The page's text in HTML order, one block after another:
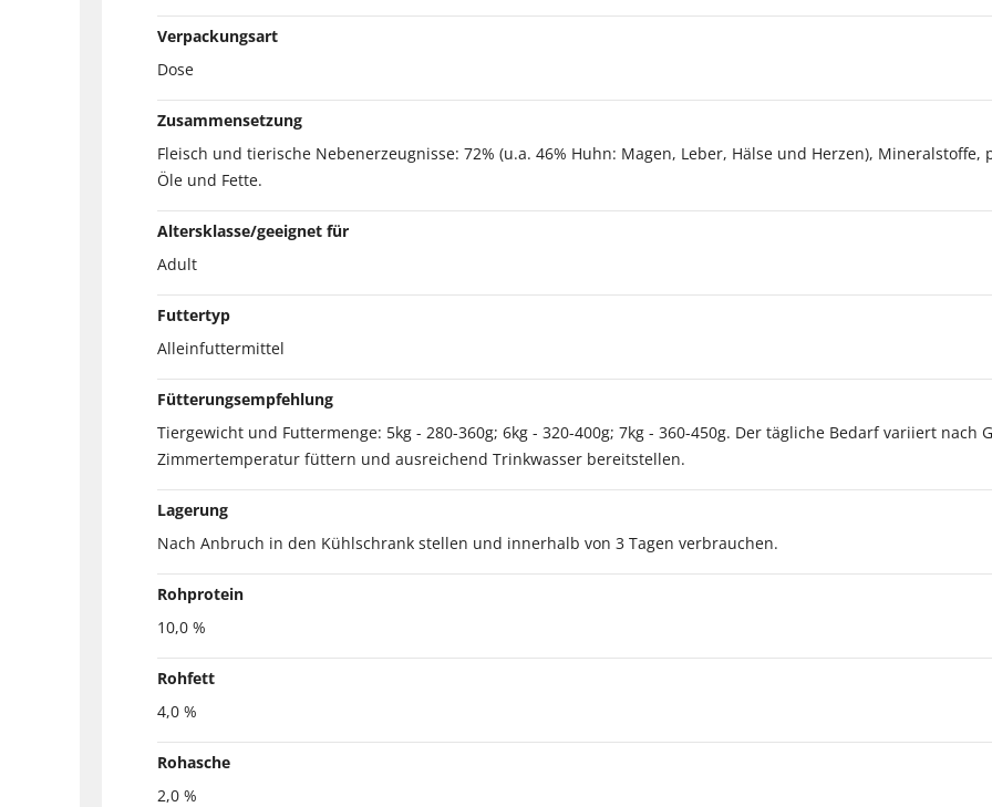
Verpackungsart
Dose
Zusammensetzung
Fleisch und tierische Nebenerzeugnisse: 72% (u.a. 46% Huhn: Magen, Leber, Hälse und Herzen),
Öle und Fette.
Altersklasse/geeignet für
Adult
Futtertyp
Alleinfuttermittel
Fütterungsempfehlung
Tiergewicht und Futtermenge: 5kg - 280-360g; 6kg - 320-400g; 7kg - 360-450g. Der tägliche Bedarf variiert nach
Zimmertemperatur füttern und ausreichend Trinkwasser bereitstellen.
Lagerung
Nach Anbruch in den Kühlschrank stellen und innerhalb von 3 Tagen verbrauchen.
Rohprotein
10,0 %
Rohfett
4,0 %
Rohasche
2,0 %